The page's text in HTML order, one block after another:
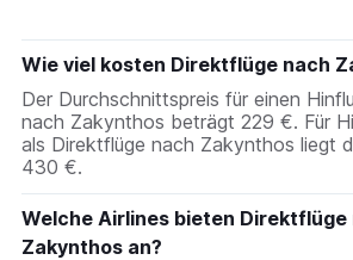
Wie viel kosten Direktflüge nach
Der Durchschnittspreis für einen
nach Zakynthos beträgt 229 €. Für
als Direktflüge nach Zakynthos liegt
430 €.
Welche Airlines bieten Direktflüge
Zakynthos an?